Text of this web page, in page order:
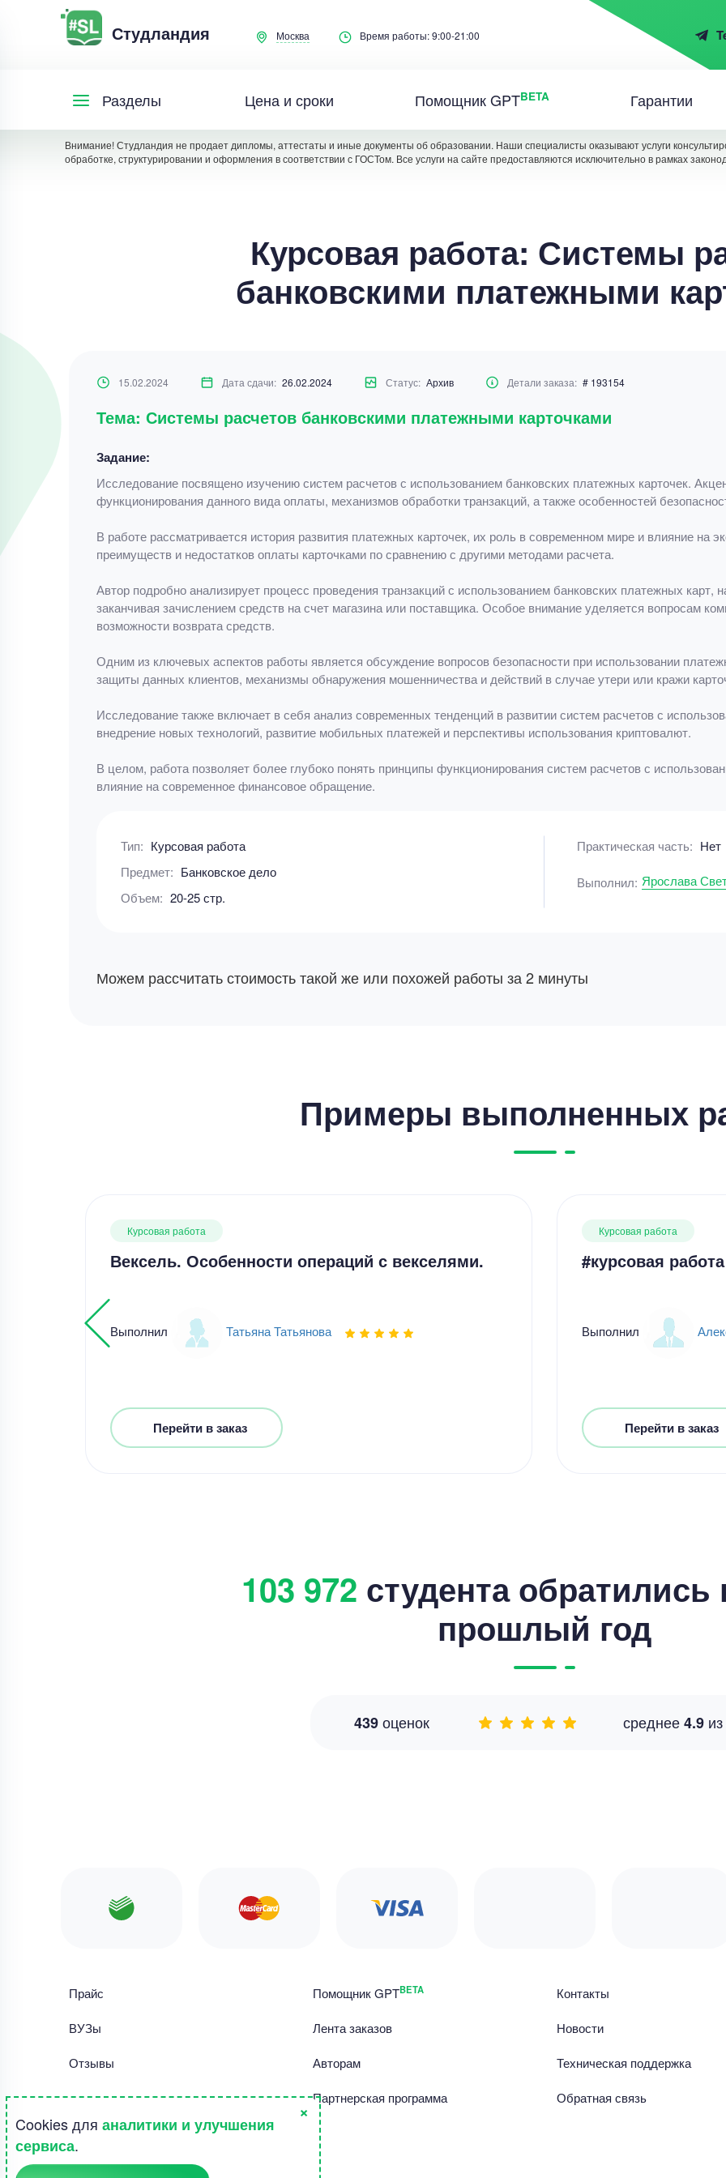
Студландия Москва Время работы: 9:00-21:00
Разделы Цена и сроки Помощник GPTBETA Гарантии
Внимание! Студландия не продает дипломы, аттестаты и иные документы об образовании. Наши специалисты оказывают услуги
обработке, структурировании и оформления в соответствии с ГОСТом. Все услуги на сайте предоставляются исключительно в рамках
Курсовая работа: Системы
банковскими платежными
15.02.2024 Дата сдачи: 26.02.2024 Статус: Архив Детали заказа: # 193154
Тема: Системы расчетов банковскими платежными карточками
Задание:
Исследование посвящено изучению систем расчетов с использованием банковских платежных карточек.
функционирования данного вида оплаты, механизмов обработки транзакций, а также особенностей
В работе рассматривается история развития платежных карточек, их роль в современном мире и влияние на
преимуществ и недостатков оплаты карточками по сравнению с другими методами расчета.
Автор подробно анализирует процесс проведения транзакций с использованием банковских платежных карт,
заканчивая зачислением средств на счет магазина или поставщика. Особое внимание уделяется вопросам
возможности возврата средств.
Одним из ключевых аспектов работы является обсуждение вопросов безопасности при использовании
защиты данных клиентов, механизмы обнаружения мошенничества и действий в случае утери или кражи
Исследование также включает в себя анализ современных тенденций в развитии систем расчетов с
внедрение новых технологий, развитие мобильных платежей и перспективы использования криптовалют.
В целом, работа позволяет более глубоко понять принципы функционирования систем расчетов с
влияние на современное финансовое обращение.
Тип: Курсовая работа
Предмет: Банковское дело
Объем: 20-25 стр.
Практическая часть: Нет
Выполнил: Ярослава
Можем рассчитать стоимость такой же или похожей работы за 2 минуты
Примеры выполненных
Курсовая работа
Вексель. Особенности операций с векселями.
Выполнил Татьяна Татьянова
Перейти в заказ
Курсовая работа
#курсовая
Выполнил
Перейти в заказ
103 972 студента обратились
прошлый год
439оценок среднее4.9 из
Прайс
ВУЗы
Отзывы
Библиотека работ
Правила использования сайта
Полезное
Помощник GPTBETA
Лента заказов
Авторам
Партнерская программа
Контакты
Новости
Техническая поддержка
Обратная связь
Cookies для аналитики и улучшения
сервиса.
×